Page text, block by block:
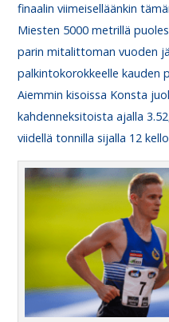
finaalin viimeiselläänkin
Miesten 5000 metrillä
parin mitalittoman vuoden
palkintokorokkeelle kauden
Aiemmin kisoissa Konsta
kahdenneksitoista ajalla
viidellä tonnilla sijalla 12